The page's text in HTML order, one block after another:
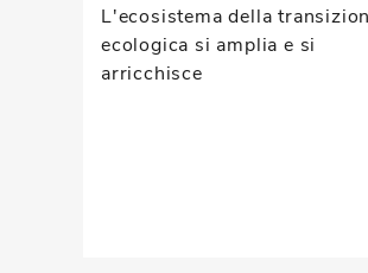
L'ecosistema della
ecologica si amplia e si
arricchisce